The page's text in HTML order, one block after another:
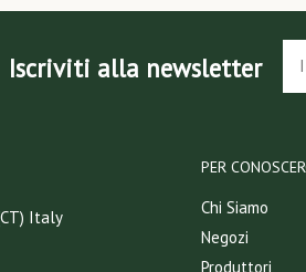
Iscriviti alla newsletter
Italy
PER
Chi Siamo
Negozi
Produttori